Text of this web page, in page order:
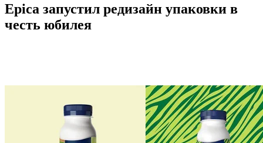
Epica запустил редизайн упаковки в
честь юбилея